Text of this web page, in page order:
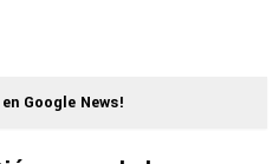
Google News!